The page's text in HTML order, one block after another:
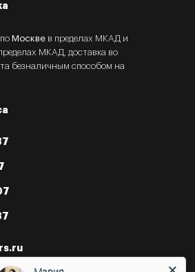
Москве в пределах МКАД и
МКАД, доставка во
безналичным способом на